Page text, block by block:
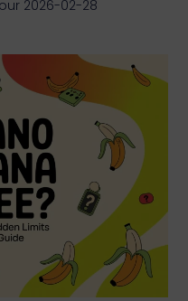
2026-02-28